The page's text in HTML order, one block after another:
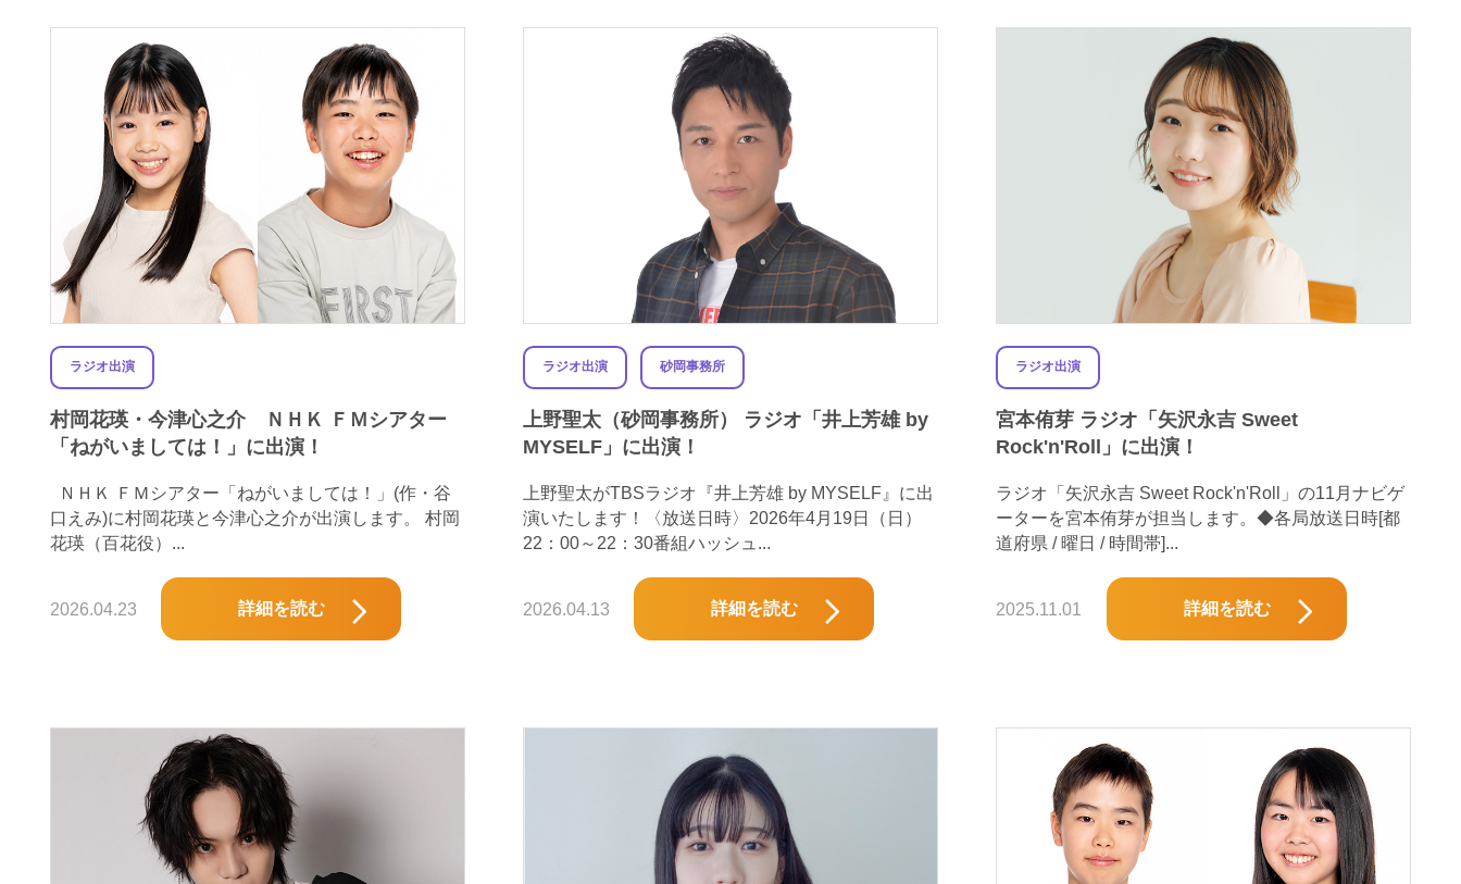
ラジオ出演
村岡花瑛・今津心之介 ＮＨＫ ＦＭシアター
「ねがいましては！」に出演！
ＮＨＫ ＦＭシアター「ねがいましては！」(作・谷
口えみ)に村岡花瑛と今津心之介が出演します。 村岡
花瑛（百花役）...
2026.04.23 詳細を読む
ラジオ出演 砂岡事務所
上野聖太（砂岡事務所） ラジオ「井上芳雄 by
MYSELF」に出演！
上野聖太がTBSラジオ『井上芳雄 by MYSELF』に出
演いたします！〈放送日時〉2026年4月19日（日）
22：00～22：30番組ハッシュ...
2026.04.13 詳細を読む
ラジオ出演
宮本侑芽 ラジオ「矢沢永吉 Sweet
Rock'n'Roll」に出演！
ラジオ「矢沢永吉 Sweet Rock'n'Roll」の11月ナビゲ
ーターを宮本侑芽が担当します。◆各局放送日時[都
道府県 / 曜日 / 時間帯]...
2025.11.01 詳細を読む